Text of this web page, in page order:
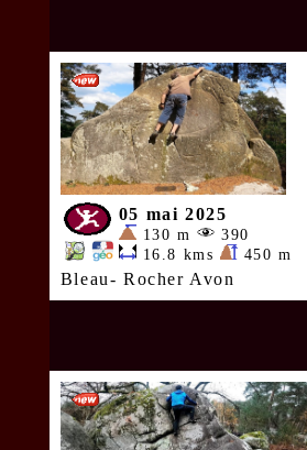
05 mai 2025
130 m
390
16.8 kms
450 m
Bleau- Rocher Avon